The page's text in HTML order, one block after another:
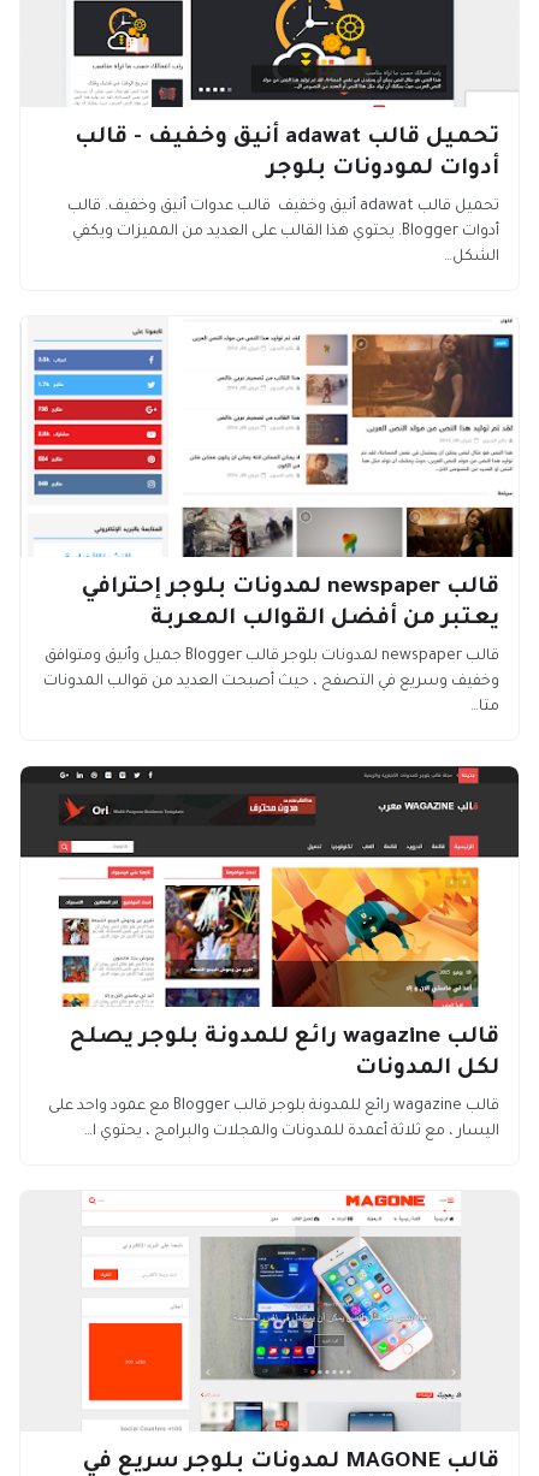
تحميل قالب adawat أنيق وخفيف - قالب
أدوات لمودونات بلوجر
تحميل قالب adawat أنيق وخفيف قالب عدوات أنيق وخفيف. قالب
أدوات Blogger. يحتوي هذا القالب على العديد من المميزات ويكفي
الشكل…
قالب newspaper لمدونات بلوجر إحترافي
يعتبر من أفضل القوالب المعربة
قالب newspaper لمدونات بلوجر قالب Blogger جميل وأنيق ومتوافق
وخفيف وسريع في التصفح ، حيث أصبحت العديد من قوالب المدونات
متا…
قالب wagazine رائع للمدونة بلوجر يصلح
لكل المدونات
قالب wagazine رائع للمدونة بلوجر قالب Blogger مع عمود واحد على
اليسار ، مع ثلاثة أعمدة للمدونات والمجلات والبرامج ، يحتوي ا…
قالب MAGONE لمدونات بلوجر سريع في